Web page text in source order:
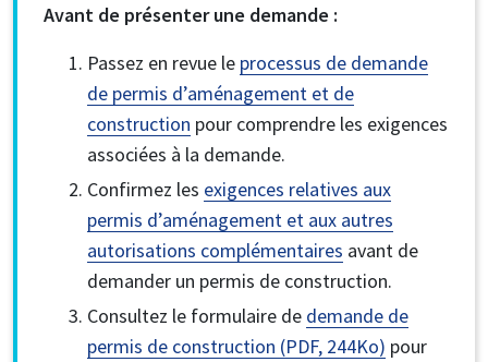
Avant de présenter une demande :
Passez en revue le processus de demande
de permis d’aménagement et de
construction pour comprendre les exigences
associées à la demande.
Confirmez les exigences relatives aux
permis d’aménagement et aux autres
autorisations complémentaires avant de
demander un permis de construction.
Consultez le formulaire de demande de
permis de construction (PDF, 244Ko) pour